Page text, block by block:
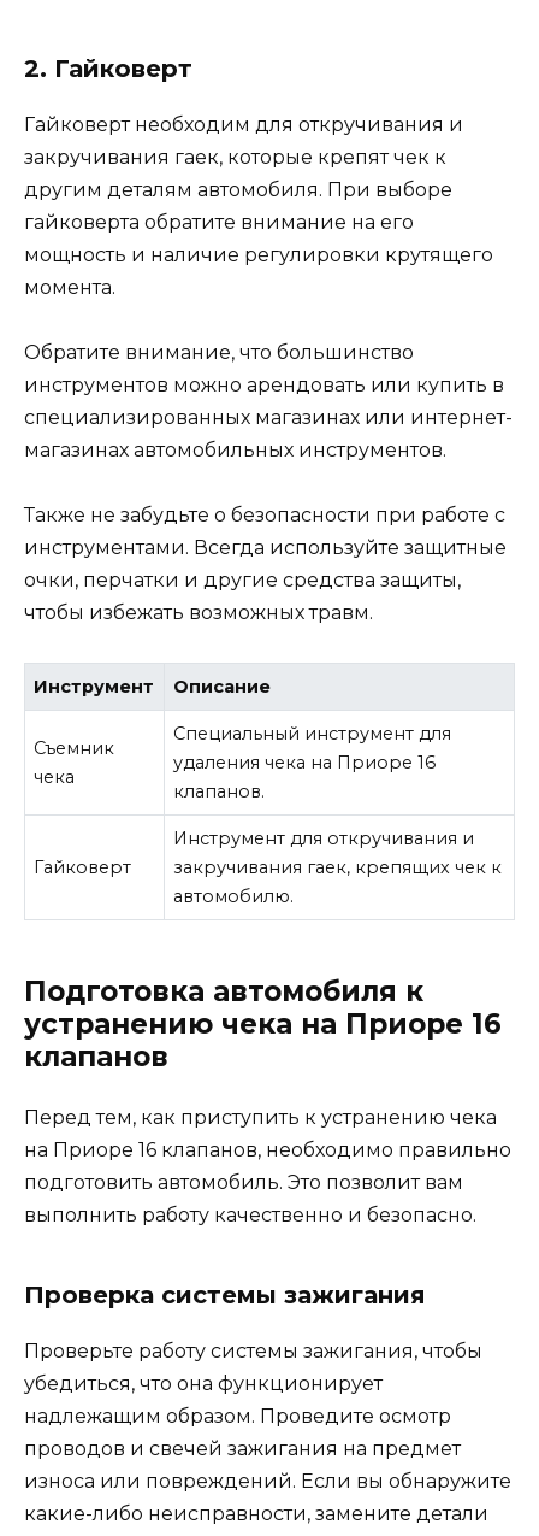
2. Гайковерт
Гайковерт необходим для откручивания и
закручивания гаек, которые крепят чек к
другим деталям автомобиля. При выборе
гайковерта обратите внимание на его
мощность и наличие регулировки крутящего
момента.
Обратите внимание, что большинство
инструментов можно арендовать или купить в
специализированных магазинах или интернет-
магазинах автомобильных инструментов.
Также не забудьте о безопасности при работе с
инструментами. Всегда используйте защитные
очки, перчатки и другие средства защиты,
чтобы избежать возможных травм.
Инструмент Описание
Съемник
чека
Специальный инструмент для
удаления чека на Приоре 16
клапанов.
Гайковерт
Инструмент для откручивания и
закручивания гаек, крепящих чек к
автомобилю.
Подготовка автомобиля к
устранению чека на Приоре 16
клапанов
Перед тем, как приступить к устранению чека
на Приоре 16 клапанов, необходимо правильно
подготовить автомобиль. Это позволит вам
выполнить работу качественно и безопасно.
Проверка системы зажигания
Проверьте работу системы зажигания, чтобы
убедиться, что она функционирует
надлежащим образом. Проведите осмотр
проводов и свечей зажигания на предмет
износа или повреждений. Если вы обнаружите
какие-либо неисправности, замените детали